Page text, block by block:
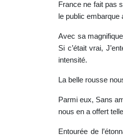
France ne fait pas
le public embarque
Avec sa
Si c’était vrai,
intensité.
La belle rousse
Parmi eux, Sans
nous en a offert
Entourée de